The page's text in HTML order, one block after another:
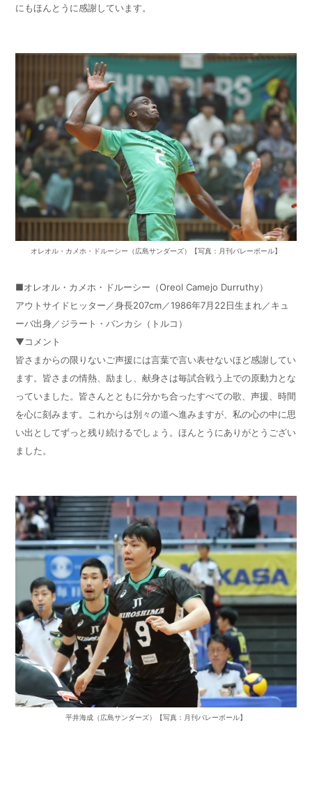
にもほんとうに感謝しています。
オレオル・カメホ・ドルーシー（広島サンダーズ）【写真：月刊バレーボール】
■オレオル・カメホ・ドルーシー（Oreol Camejo Durruthy）
アウトサイドヒッター／身長207cm／1986年7月22日生まれ／キュ
ーバ出身／ジラート・バンカシ（トルコ）
▼コメント
皆さまからの限りないご声援には言葉で言い表せないほど感謝してい
ます。皆さまの情熱、励まし、献身さは毎試合戦う上での原動力とな
っていました。皆さんとともに分かち合ったすべての歌、声援、時間
を心に刻みます。これからは別々の道へ進みますが、私の心の中に思
い出としてずっと残り続けるでしょう。ほんとうにありがとうござい
ました。
平井海成（広島サンダーズ）【写真：月刊バレーボール】